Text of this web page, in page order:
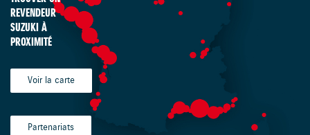
REVENDEUR
SUZUKI À
PROXIMITÉ
Voir la carte
Partenariats